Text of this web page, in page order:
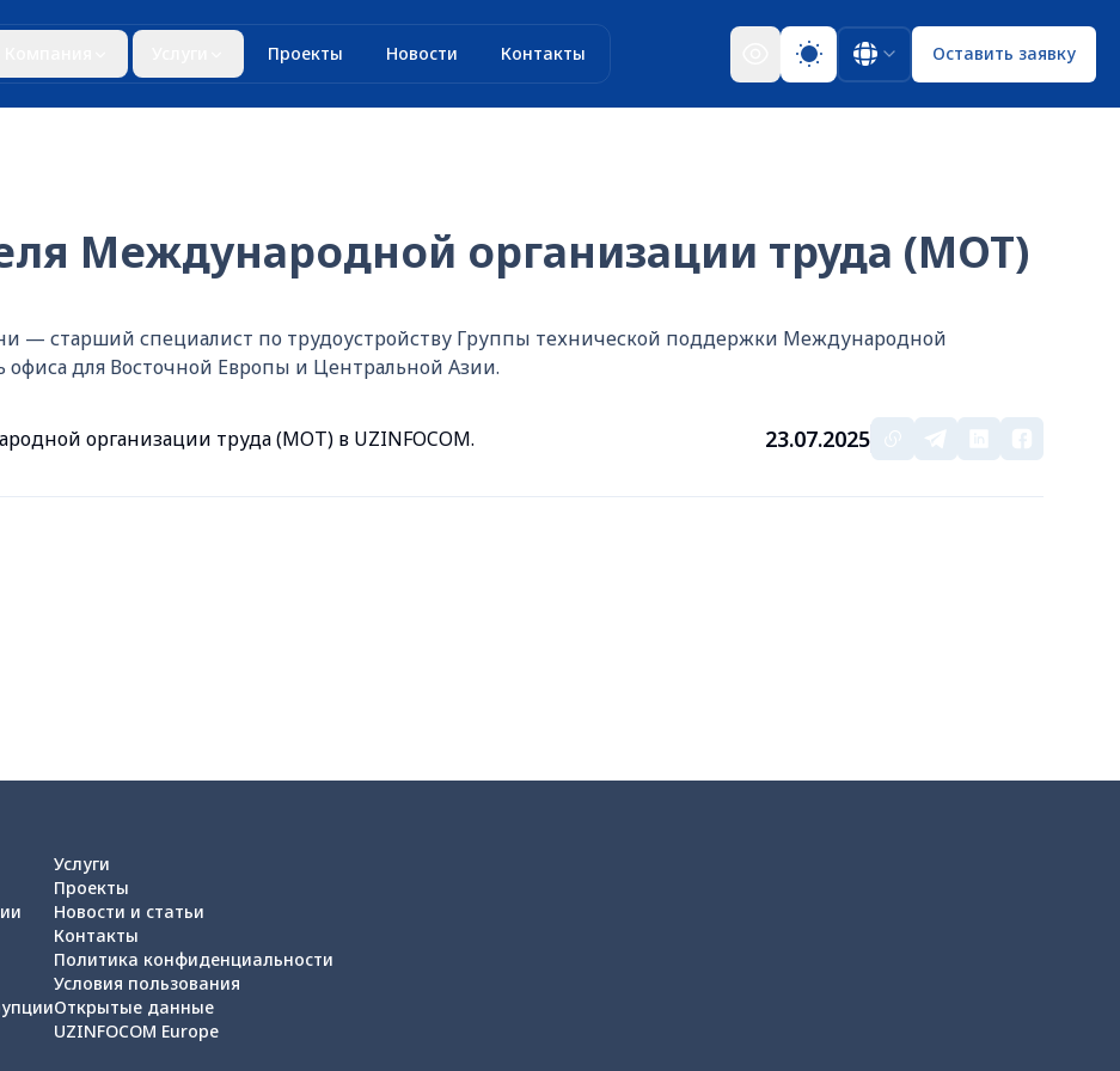
Проекты Новости Контакты Оставить заявку
Международной организации труда (МОТ)
— старший специалист по трудоустройству Группы технической поддержки Международной
для Восточной Европы и Центральной Азии.
организации труда (МОТ) в UZINFOCOM. 23.07.2025
Услуги
Проекты
Новости и статьи
Контакты
Политика конфиденциальности
Условия пользования
Открытые данные
UZINFOCOM Europe